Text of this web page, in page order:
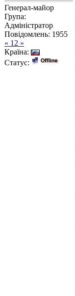
Генерал-майор
Група:
Адміністратор
Повідомлень: 1955
« 12 »
Країна:
Статус: